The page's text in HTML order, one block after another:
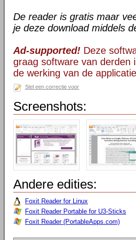
De reader is gratis maar
je deze download middels
Ad-supported! Deze
graag software van derden
de werking van de
Stel een correctie voor
Screenshots:
Andere edities:
Foxit Reader for Linux
Foxit Reader Portable for U3-Sticks
Foxit Reader (PortableApps.com)